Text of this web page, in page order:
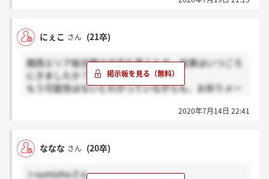
にぇこ さん (21卒)
関西エリア総合職の内定を貰えた方、結果はいつごろ
にきましたか？
もう可能性はないとわかっていながらも、お祈りメー
はやく諦めたいので返信お願い致します(T . T)2020年7月14日 22:41
ななな さん (20卒)
＞sumishoさん